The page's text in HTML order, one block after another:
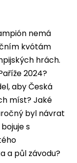
nemá
kvótám
hrách.
2024?
aby Česká
míst? Jaké
byl návrat
s
a půl závodu?